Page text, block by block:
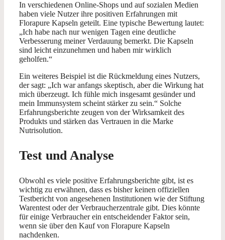
In verschiedenen Online-Shops und auf sozialen Medien
haben viele Nutzer ihre positiven Erfahrungen mit
Florapure Kapseln geteilt. Eine typische Bewertung lautet:
„Ich habe nach nur wenigen Tagen eine deutliche
Verbesserung meiner Verdauung bemerkt. Die Kapseln
sind leicht einzunehmen und haben mir wirklich
geholfen.“
Ein weiteres Beispiel ist die Rückmeldung eines Nutzers,
der sagt: „Ich war anfangs skeptisch, aber die Wirkung hat
mich überzeugt. Ich fühle mich insgesamt gesünder und
mein Immunsystem scheint stärker zu sein.“ Solche
Erfahrungsberichte zeugen von der Wirksamkeit des
Produkts und stärken das Vertrauen in die Marke
Nutrisolution.
Test und Analyse
Obwohl es viele positive Erfahrungsberichte gibt, ist es
wichtig zu erwähnen, dass es bisher keinen offiziellen
Testbericht von angesehenen Institutionen wie der Stiftung
Warentest oder der Verbraucherzentrale gibt. Dies könnte
für einige Verbraucher ein entscheidender Faktor sein,
wenn sie über den Kauf von Florapure Kapseln
nachdenken.